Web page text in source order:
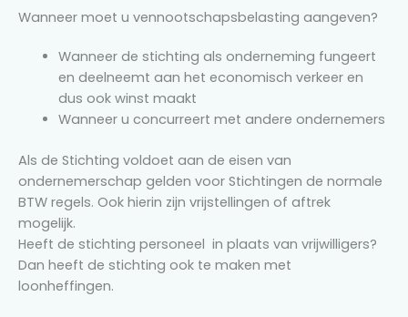
Wanneer moet u vennootschapsbelasting aangeven?
Wanneer de stichting als onderneming fungeert
en deelneemt aan het economisch verkeer en
dus ook winst maakt
Wanneer u concurreert met andere ondernemers
Als de Stichting voldoet aan de eisen van
ondernemerschap gelden voor Stichtingen de normale
BTW regels. Ook hierin zijn vrijstellingen of aftrek
mogelijk.
Heeft de stichting personeel in plaats van vrijwilligers?
Dan heeft de stichting ook te maken met
loonheffingen.